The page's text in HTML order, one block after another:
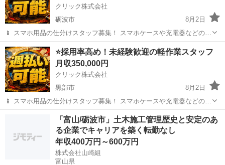
クリック株式会社
砺波市
8月2日
📱 スマホ用品の仕分けスタッフ募集！ スマホケースや充電器などの仕
分け・検品を行うシンプルなお仕事です♪
━━━━━━━━━━━━━━━━ 📲 ご応募はこちら（24時間受付
中） https://lin.ee/...
富山 砺波市 その他 未経験
⭐採用率高め！未経験歓迎の軽作業スタッフ
月収350,000円
クリック株式会社
黒部市
8月2日
📱 スマホ用品の仕分けスタッフ募集！ スマホケースや充電器などの仕
分け・検品を行うシンプルなお仕事です♪
━━━━━━━━━━━━━━━━ 📲 ご応募はこちら（24時間受付
中） https://lin.ee/...
その他
「富山/砺波市」土木施工管理歴史と安定のあ
る企業でキャリアを築く転勤なし
年収400万円～600万円
株式会社山崎組
富山県